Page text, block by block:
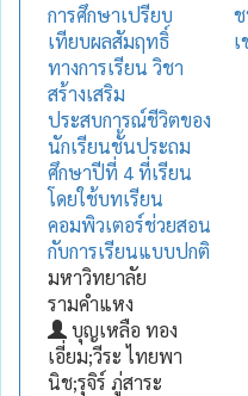
การศึกษาเปรียบ
เทียบผลสัมฤทธิ์
ทางการเรียน วิชา
สร้างเสริม
ประสบการณ์ชีวิตของ
นักเรียนชั้นประถม
ศึกษาปีที่ 4 ที่เรียน
โดยใช้บทเรียน
คอมพิวเตอร์ช่วยสอน
กับการเรียนแบบปกติ
มหาวิทยาลัย
รามคำแหง
บุญเหลือ ทอง
เอี่ยม;วีระ ไทยพา
นิช;รุจิร์ ภู่สาระ